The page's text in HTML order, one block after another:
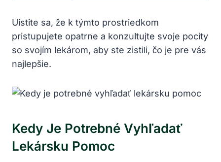
Uistite sa, že k týmto prostriedkom
pristupujete opatrne a konzultujte svoje pocity
so svojím lekárom, aby ste zistili, čo je pre vás
najlepšie.
Kedy Je Potrebné Vyhľadať
Lekársku Pomoc